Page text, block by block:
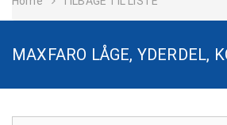
MAXFARO LÅGE, YDERDEL,